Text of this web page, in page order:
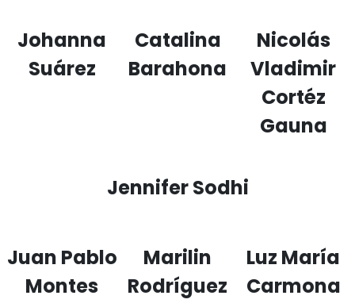
Johanna
Suárez
Catalina
Barahona
Nicolás
Vladimir
Cortéz
Gauna
Jennifer Sodhi
Juan Pablo
Montes
Marilin
Rodríguez
Luz María
Carmona